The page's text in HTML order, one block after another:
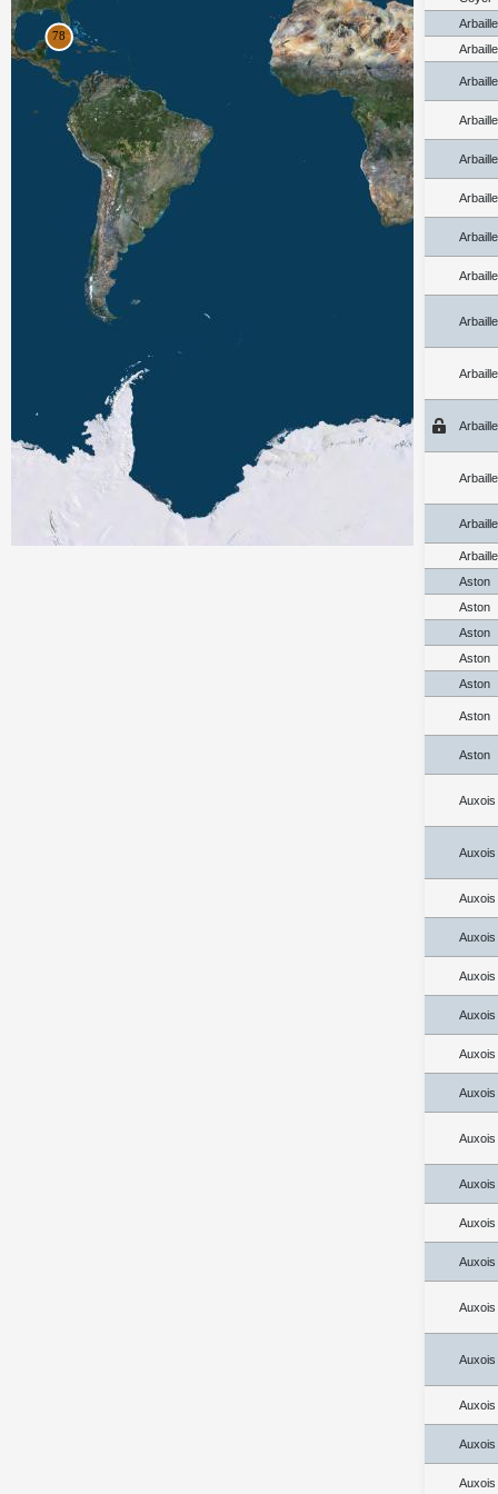
Aston
Aston
Aston
Aston
Aston
Aston
Aston
Auxois
Auxois
Auxois
Auxois
Auxois
Auxois
Auxois
Auxois
Auxois
Auxois
Auxois
Auxois
Auxois
Auxois
Auxois
Auxois
Auxois